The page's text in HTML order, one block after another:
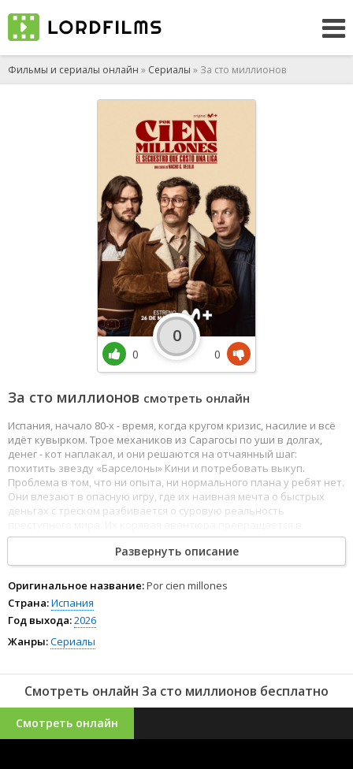
Фильмы и сериалы онлайн » Сериалы » За сто миллионов
За сто миллионов смотреть онлайн
Испания, начало 80-х - время, когда кругом кризис, насилие и всё
идёт кувырком. Трое механиков из Сарагосы по уши в долгах,
денег - кот наплакал, и они решаются на отчаянный шаг:
похитить звезду «Барселоны» Кини и потребовать выкуп.
Проблема в том, что ни опыта, ни нормального плана у ребят нет.
Они влезают в опасную игру, где их наивная мечта о быстрых
деньгах с треском разбивается о суровую реальность
трагикомедию - история о людях, которые просто хотели
вырваться из нищеты, но оказались перед выбором, к которому
были совершенно не готовы.
Развернуть описание
Оригинальное название:Por cien millones
Страна:Испания
Год выхода:2026
Жанры:Сериалы
0
0
0
Смотреть онлайн За сто миллионов бесплатно
Смотреть онлайн